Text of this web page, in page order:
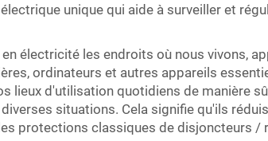
unique qui aide à surveiller et
électricité les endroits où nous vivons,
ordinateurs et autres appareils
lieux d'utilisation quotidiens de manière
situations. Cela signifie qu'ils
protections classiques de disjoncteurs /